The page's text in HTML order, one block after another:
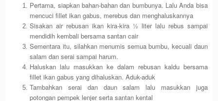
Pertama, siapkan bahan-bahan dan bumbunya. Lalu Anda bisa
mencuci fillet ikan gabus, merebus dan menghaluskannya
Sisakan air rebusan ikan kira-kira ½ liter lalu rebus sampai
mendidih kembali bersama santan cair
Sementara itu, silahkan menumis semua bumbu, kecuali daun
salam dan serai sampai harum.
Haluskan lalu masukkan ke dalam rebusan kaldu bersama
fillet ikan gabus yang dihaluskan. Aduk-aduk
Tambahkan serai dan daun salam lalu masukkan juga
potongan pempek lenjer serta santan kental